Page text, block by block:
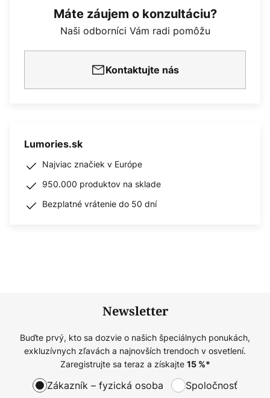
Máte záujem o konzultáciu?
Naši odborníci Vám radi pomôžu
Kontaktujte nás
Lumories.sk
Najviac značiek v Európe
950.000 produktov na sklade
Bezplatné vrátenie do 50 dní
Newsletter
Buďte prvý, kto sa dozvie o našich špeciálnych ponukách,
exkluzívnych zľavách a najnovších trendoch v osvetlení.
Zaregistrujte sa teraz a získajte 15%*
Zákazník – fyzická osoba Spoločnosť